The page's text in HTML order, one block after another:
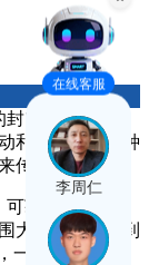
闭环形胶带和
和齿传动的各种
传递动力
获得恒定的领
大，一般可达到
一般可达
在线客服
李周仁